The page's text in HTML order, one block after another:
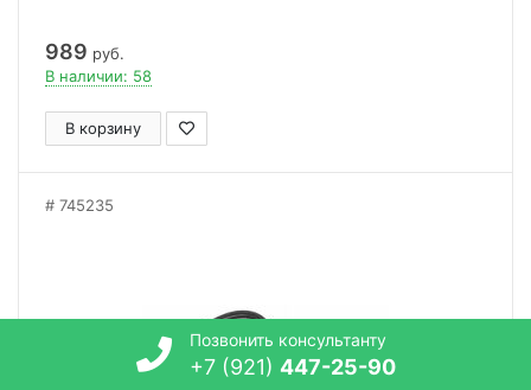
989 руб.
В наличии: 58
В корзину
745235
Позвонить консультанту
+7 (921) 447-25-90